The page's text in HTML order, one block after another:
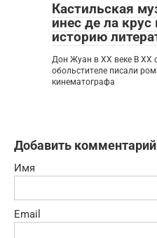
Кастильская
инес де ла
историю
Дон Жуан в XX веке В XX
обольстителе писали
кинематографа
Добавить комментарий
Имя
Email